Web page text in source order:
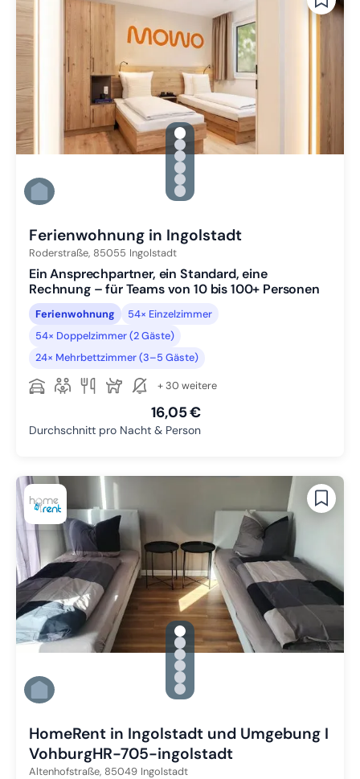
gallery.slide_selector
Zu Slide 1 wechseln
Zu Slide 2 wechseln
Zu Slide 3 wechseln
Zu Slide 4 wechseln
Zu Slide 5 wechseln
Zu Slide 6 wechseln
Ferienwohnung in Ingolstadt
Roderstraße, 85055 Ingolstadt
Ein Ansprechpartner, ein Standard, eine
Rechnung – für Teams von 10 bis 100+ Personen
Ferienwohnung
54× Einzelzimmer
54× Doppelzimmer (2 Gäste)
24× Mehrbettzimmer (3–5 Gäste)
+ 30 weitere
16,05 €
Durchschnitt pro Nacht & Person
gallery.slide_selector
Zu Slide 1 wechseln
Zu Slide 2 wechseln
Zu Slide 3 wechseln
Zu Slide 4 wechseln
Zu Slide 5 wechseln
Zu Slide 6 wechseln
HomeRent in Ingolstadt und Umgebung I
VohburgHR-705-ingolstadt
Altenhofstraße, 85049 Ingolstadt